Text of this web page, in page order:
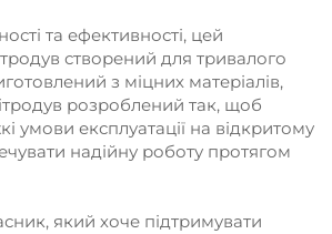
та ефективності, цей
створений для тривалого
з міцних матеріалів,
розроблений так, щоб
умови експлуатації на відкритому
надійну роботу протягом
який хоче підтримувати